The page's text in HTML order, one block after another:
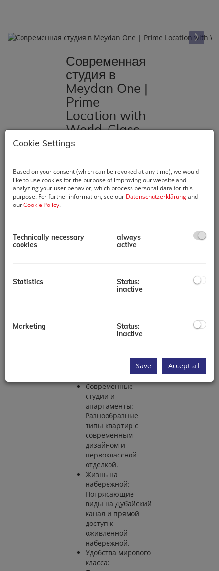
Современная
студия в
Meydan One |
Prime
Location with
World-Class
Amenities
00000 Dubai, 57FX+P58
Azizi Riviera 2 - Nad Al
Sheba 1 - Dubai -
Vereinigte Arabische
Emirate
расположение:
Бин Рашид, с
легким доступом к
достопримечательностям
и знаковым местам
Современные
студии и
апартаменты:
Разнообразные
типы квартир с
современным
дизайном и
первоклассной
отделкой.
Жизнь на
набережной:
Потрясающие
виды на Дубайский
канал и прямой
доступ к
оживленной
набережной.
Удобства мирового
класса:
Cookie Settings
Based on your consent (which can be revoked at any time), we would
like to use cookies for the purpose of improving our website and
analyzing your user behavior, which process personal data for this
purpose. For further information, see our Datenschutzerklärungand
ourCookie Policy.
Technically necessary
cookies
always
active
Statistics
Status:
inactive
Marketing
Status:
inactive
Save Accept all